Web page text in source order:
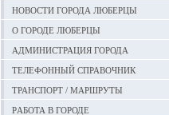
Новости города Люберцы
О городе Люберцы
Администрация города
Телефонный справочник
Транспорт / маршруты
Работа в городе